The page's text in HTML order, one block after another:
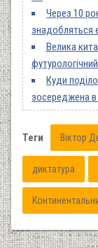
Через 10
знадобляться
Велика
Куди
зосереджена
Теги Віктор
диктатура